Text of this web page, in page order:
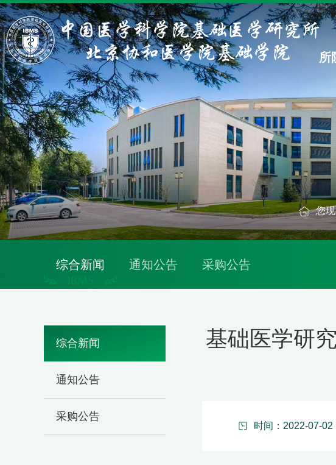
所
您
综合新闻 通知公告 采购公告
综合新闻
通知公告
采购公告
基础医学研
时间：2022-07-02